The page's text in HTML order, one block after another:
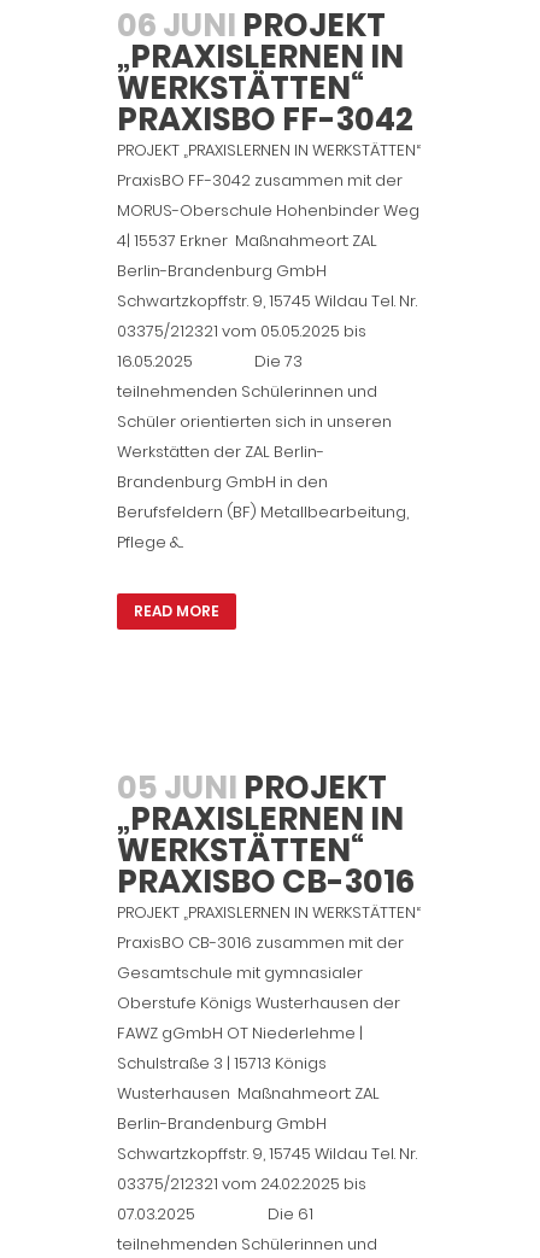
06 JUNI PROJEKT
„PRAXISLERNEN IN
WERKSTÄTTEN“
PRAXISBO FF-3042
PROJEKT „PRAXISLERNEN IN WERKSTÄTTEN“
PraxisBO FF-3042 zusammen mit der
MORUS-Oberschule Hohenbinder Weg
4| 15537 Erkner Maßnahmeort: ZAL
Berlin-Brandenburg GmbH
Schwartzkopffstr. 9, 15745 Wildau Tel. Nr.
03375/212321 vom 05.05.2025 bis
16.05.2025 Die 73
teilnehmenden Schülerinnen und
Schüler orientierten sich in unseren
Werkstätten der ZAL Berlin-
Brandenburg GmbH in den
Berufsfeldern (BF) Metallbearbeitung,
Pflege &...
READ MORE
05 JUNI PROJEKT
„PRAXISLERNEN IN
WERKSTÄTTEN“
PRAXISBO CB-3016
PROJEKT „PRAXISLERNEN IN WERKSTÄTTEN“
PraxisBO CB-3016 zusammen mit der
Gesamtschule mit gymnasialer
Oberstufe Königs Wusterhausen der
FAWZ gGmbH OT Niederlehme |
Schulstraße 3 | 15713 Königs
Wusterhausen Maßnahmeort: ZAL
Berlin-Brandenburg GmbH
Schwartzkopffstr. 9, 15745 Wildau Tel. Nr.
03375/212321 vom 24.02.2025 bis
07.03.2025 Die 61
teilnehmenden Schülerinnen und